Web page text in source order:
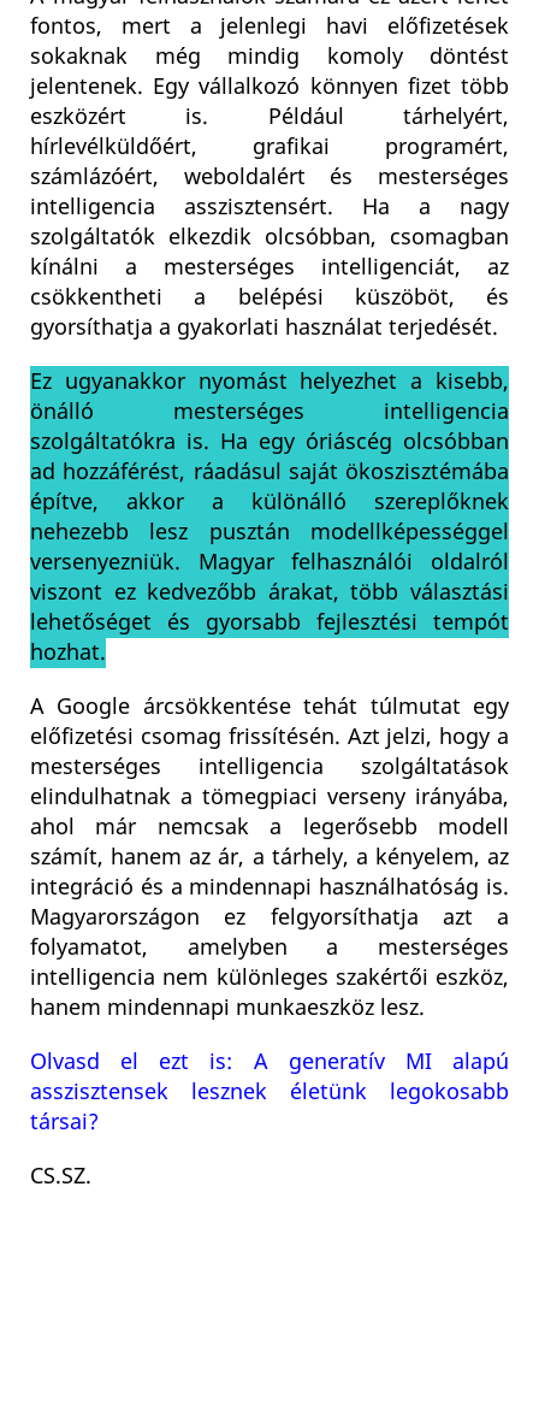
fontos, mert a jelenlegi havi előfizetések
sokaknak még mindig komoly döntést
jelentenek. Egy vállalkozó könnyen fizet több
eszközért is. Például tárhelyért,
hírlevélküldőért, grafikai programért,
számlázóért, weboldalért és mesterséges
intelligencia asszisztensért. Ha a nagy
szolgáltatók elkezdik olcsóbban, csomagban
kínálni a mesterséges intelligenciát, az
csökkentheti a belépési küszöböt, és
gyorsíthatja a gyakorlati használat terjedését.
Ez ugyanakkor nyomást helyezhet a kisebb,
önálló mesterséges intelligencia
szolgáltatókra is. Ha egy óriáscég olcsóbban
ad hozzáférést, ráadásul saját ökoszisztémába
építve, akkor a különálló szereplőknek
nehezebb lesz pusztán modellképességgel
versenyezniük. Magyar felhasználói oldalról
viszont ez kedvezőbb árakat, több választási
lehetőséget és gyorsabb fejlesztési tempót
hozhat.
A Google árcsökkentése tehát túlmutat egy
előfizetési csomag frissítésén. Azt jelzi, hogy a
mesterséges intelligencia szolgáltatások
elindulhatnak a tömegpiaci verseny irányába,
ahol már nemcsak a legerősebb modell
számít, hanem az ár, a tárhely, a kényelem, az
integráció és a mindennapi használhatóság is.
Magyarországon ez felgyorsíthatja azt a
folyamatot, amelyben a mesterséges
intelligencia nem különleges szakértői eszköz,
hanem mindennapi munkaeszköz lesz.
Olvasd el ezt is: A generatív MI alapú
asszisztensek lesznek életünk legokosabb
társai?
CS.SZ.